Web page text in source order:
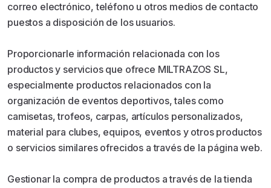
correo electrónico, teléfono u otros medios de contacto
puestos a disposición de los usuarios.
Proporcionarle información relacionada con los
productos y servicios que ofrece MILTRAZOS SL,
especialmente productos relacionados con la
organización de eventos deportivos, tales como
camisetas, trofeos, carpas, artículos personalizados,
material para clubes, equipos, eventos y otros productos
o servicios similares ofrecidos a través de la página web.
Gestionar la compra de productos a través de la tienda